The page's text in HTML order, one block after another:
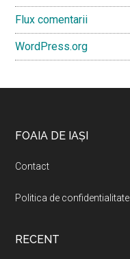
Flux comentarii
WordPress.org
Footer
FOAIA DE IAȘI
Contact
Politica de confidentialitate
RECENT